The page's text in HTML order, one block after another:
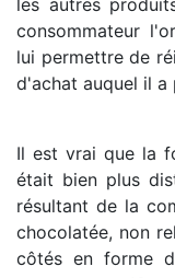
les autres
consommateur
lui permettre de
d'achat auquel il a
Il est vrai que la
était bien plus
résultant de la
chocolatée, non
côtés en forme